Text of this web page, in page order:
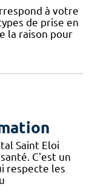
à votre
de prise en
la raison pour
Saint Eloi
C'est un
respecte les